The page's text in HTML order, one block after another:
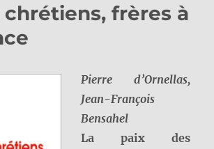
frères à
Pierre d’Ornellas,
Jean-François
Bensahel
La paix des